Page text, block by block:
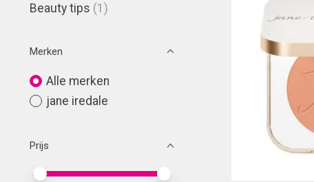
Beauty tips (1)
Merken
Alle merken
jane iredale
Prijs
Minimale prijswaarde
Price maximum value